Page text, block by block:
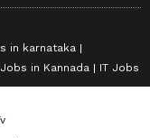
in karnataka
in Kannada IT Jobs